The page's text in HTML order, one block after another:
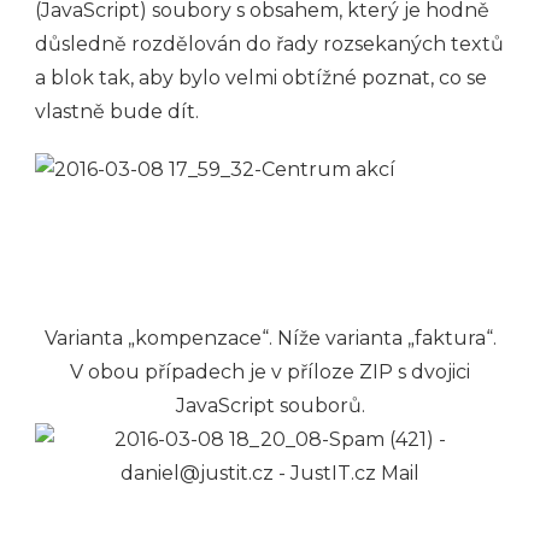
(JavaScript) soubory s obsahem, který je hodně
důsledně rozdělován do řady rozsekaných textů
a blok tak, aby bylo velmi obtížné poznat, co se
vlastně bude dít.
Varianta „kompenzace“. Níže varianta „faktura“.
V obou případech je v příloze ZIP s dvojici
JavaScript souborů.